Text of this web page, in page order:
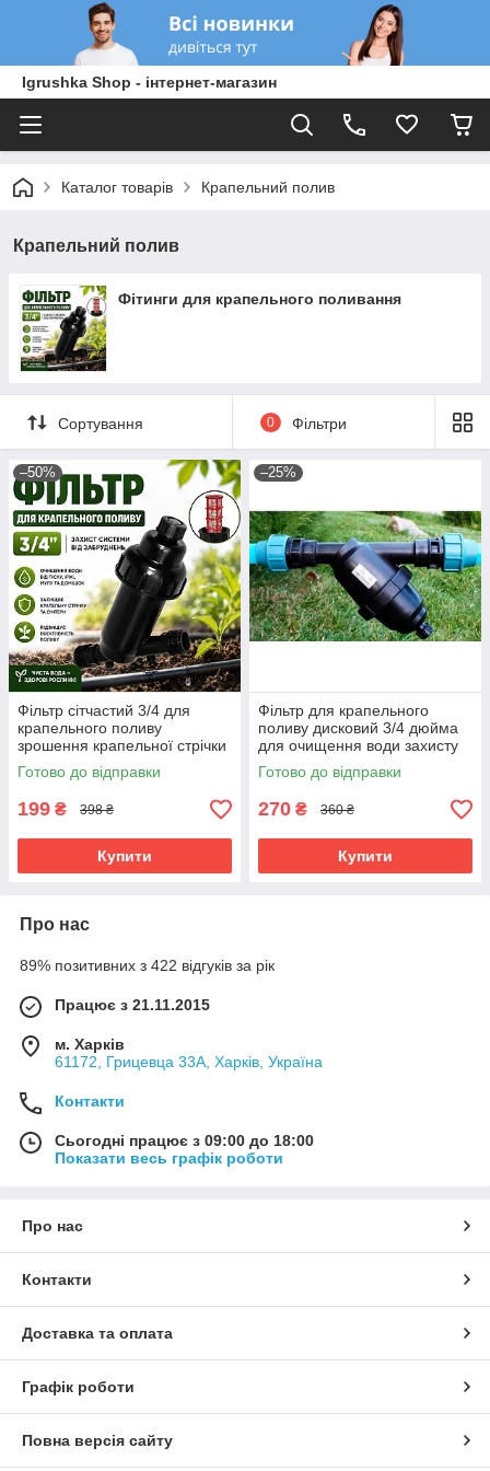
Igrushka Shop - інтернет-магазин
Каталог товарів Крапельний полив
Крапельний полив
Фітинги для крапельного поливання
Сортування 0 Фільтри
–50%
Фільтр сітчастий 3/4 для
крапельного поливу
зрошення крапельної стрічки
очищення води від
забруднень
Готово до відправки
199 ₴ 398 ₴
Купити
–25%
Фільтр для крапельного
поливу дисковий 3/4 дюйма
для очищення води захисту
від забруднень поливної
системи
Готово до відправки
270 ₴ 360 ₴
Купити
Про нас
89% позитивних з 422 відгуків за рік
Працює з 21.11.2015
м. Харків
61172, Грицевца 33А, Харків, Україна
Контакти
Сьогодні працює з 09:00 до 18:00
Показати весь графік роботи
Про нас
Контакти
Доставка та оплата
Графік роботи
Повна версія сайту